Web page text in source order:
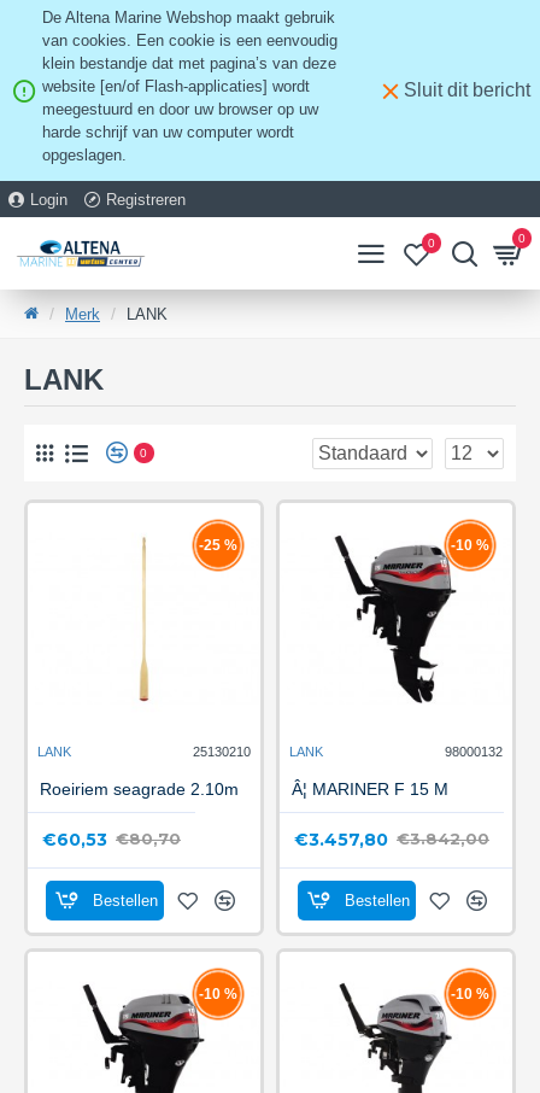
De Altena Marine Webshop maakt gebruik
van cookies. Een cookie is een eenvoudig
klein bestandje dat met pagina’s van deze
website [en/of Flash-applicaties] wordt
meegestuurd en door uw browser op uw
harde schrijf van uw computer wordt
opgeslagen.
Sluit dit bericht
Login Registreren
0 0
Merk LANK
LANK
0
-25 %
LANK 25130210
Roeiriem seagrade 2.10m
€60,53 €80,70
Bestellen
-10 %
LANK 98000132
Â¦ MARINER F 15 M
€3.457,80 €3.842,00
Bestellen
-10 % -10 %